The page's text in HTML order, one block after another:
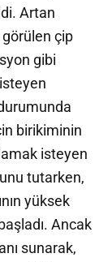
Artan
çip
gibi
birikiminin
isteyen
tutarken,
yüksek
Ancak
sunarak,